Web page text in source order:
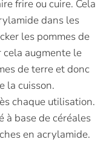
frire ou cuire. Cela
dans les
les pommes de
augmente le
de terre et donc
la cuisson.
chaque utilisation.
à base de céréales
en acrylamide.